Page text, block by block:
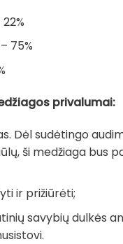
75%
privalumai:
Dėl sudėtingo
ši medžiaga bus
ir prižiūrėti;
savybių dulkės